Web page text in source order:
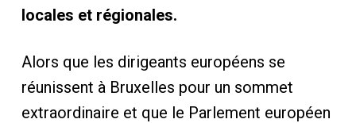
locales et régionales.
Alors que les dirigeants européens se
réunissent à Bruxelles pour un sommet
extraordinaire et que le Parlement européen